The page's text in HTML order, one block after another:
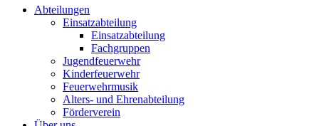
Abteilungen
Einsatzabteilung
Einsatzabteilung
Fachgruppen
Jugendfeuerwehr
Kinderfeuerwehr
Feuerwehrmusik
Alters- und Ehrenabteilung
Förderverein